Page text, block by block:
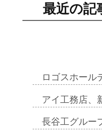
最近の記
ロゴスホール
アイ工務店、
長谷工グルー